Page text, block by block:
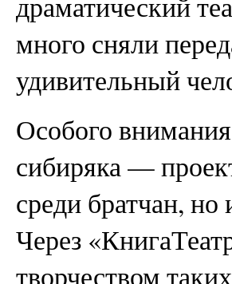
много сняли
удивительный
Особого
сибиряка —
среди братчан,
Через
творчеством